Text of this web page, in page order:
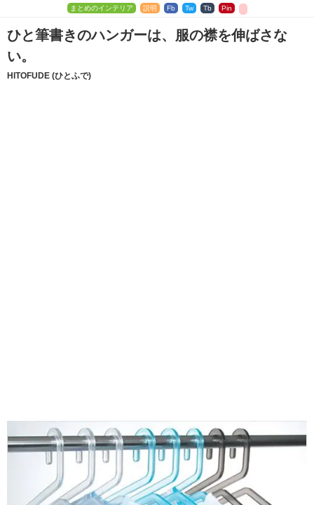
まとめのインテリア 説明 Fb Tw Tb Pin
ひと筆書きのハンガーは、服の襟を伸ばさな
い。
HITOFUDE (ひとふで)